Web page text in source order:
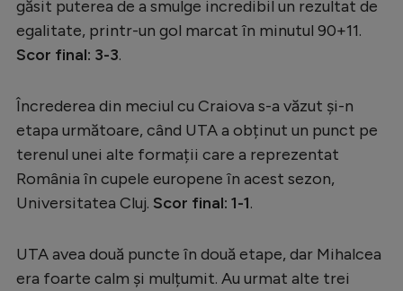
Starurile fotbalului
EURO 2024
Clasamente
Tenis
Natație
găsit puterea de a smulge incredibil un rezultat de
egalitate, printr-un gol marcat în minutul 90+11.
Scor final: 3-3.
Încrederea din meciul cu Craiova s-a văzut și-n
etapa următoare, când UTA a obținut un punct pe
terenul unei alte formații care a reprezentat
România în cupele europene în acest sezon,
Universitatea Cluj. Scor final: 1-1.
UTA avea două puncte în două etape, dar Mihalcea
era foarte calm și mulțumit. Au urmat alte trei